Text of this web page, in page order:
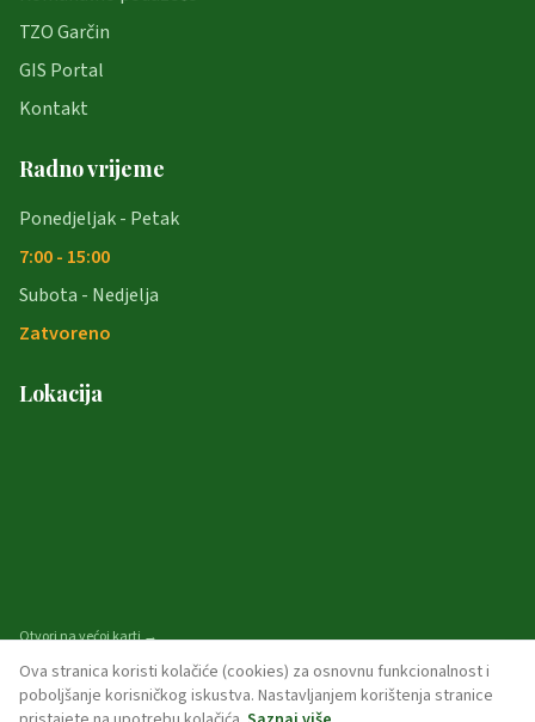
TZO Garčin
GIS Portal
Kontakt
Radno vrijeme
Ponedjeljak - Petak
7:00 - 15:00
Subota - Nedjelja
Zatvoreno
Lokacija
Otvori na većoj karti →
Ova stranica koristi kolačiće (cookies) za osnovnu funkcionalnost i
poboljšanje korisničkog iskustva. Nastavljanjem korištenja stranice